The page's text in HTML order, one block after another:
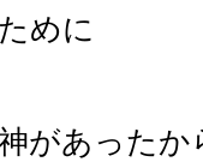
めに
があったか